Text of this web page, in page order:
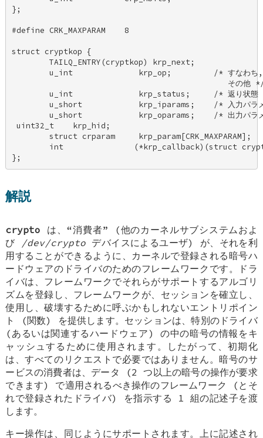
};
#define CRK_MAXPARAM    8
struct cryptkop {
        TAILQ_ENTRY(cryptkop) krp_next;
u_int              krp_op;         /* すなわ
その他
u_int              krp_status;     /* 返り状
u_short            krp_iparams;    /* 入力パラ
u_short            krp_oparams;    /* 出力パラ
uint32_t    krp_hid;
        struct crparam     krp_param[CRK_MAXPARAM];
int               (*krp_callback)(struct
};
解説
crypto は、“消費者” (他のカーネルサブシステムおよ
び
/dev/crypto デバイスによるユーザ) が、それを利
用することができるように、カーネルで登録される暗号ハ
ードウェアのドライバのためのフレームワークです。ドラ
イバは、フレームワークでそれらがサポートするアルゴリ
ズムを登録し、フレームワークが、セッションを確立し、
使用し、破壊するために呼ぶかもしれないエントリポイン
ト (関数) を提供します。セッションは、特別のドライバ
(あるいは関連するハードウェア) の中の暗号の情報をキ
ャッシュするために使用されます。したがって、初期化
は、すべてのリクエストで必要ではありません。暗号のサ
ービスの消費者は、データ (2 つ以上の暗号の操作が要求
できます) で適用されるべき操作のフレームワーク (とそ
れで登録されたドライバ) を指示する 1 組の記述子を渡
します。
キー操作は、同じようにサポートされます。上に記述され